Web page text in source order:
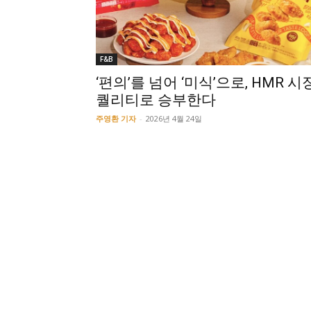
F&B
‘편의’를 넘어 ‘미식’으로, HMR 시
퀄리티로 승부한다
주영환 기자 - 2026년 4월 24일